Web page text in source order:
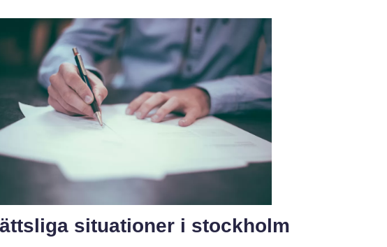
situationer i stockholm